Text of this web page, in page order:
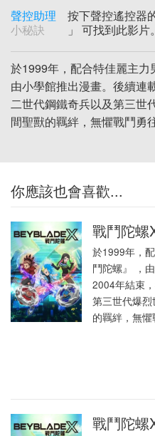
聲控助理
小秘訣
按下聲控遙控器
」 可找到此影片。
於1999年，配合特佳麗主力
由小學館推出漫畫。後續連
二世代鋼鐵奇兵以及第三世
間聖獸的羈絆，無懼戰鬥勇
你應該也會喜歡...
戰鬥陀螺
於1999年，
鬥陀螺』 ，
2004年結束
第三世代爆
的羈絆，無
戰鬥陀螺